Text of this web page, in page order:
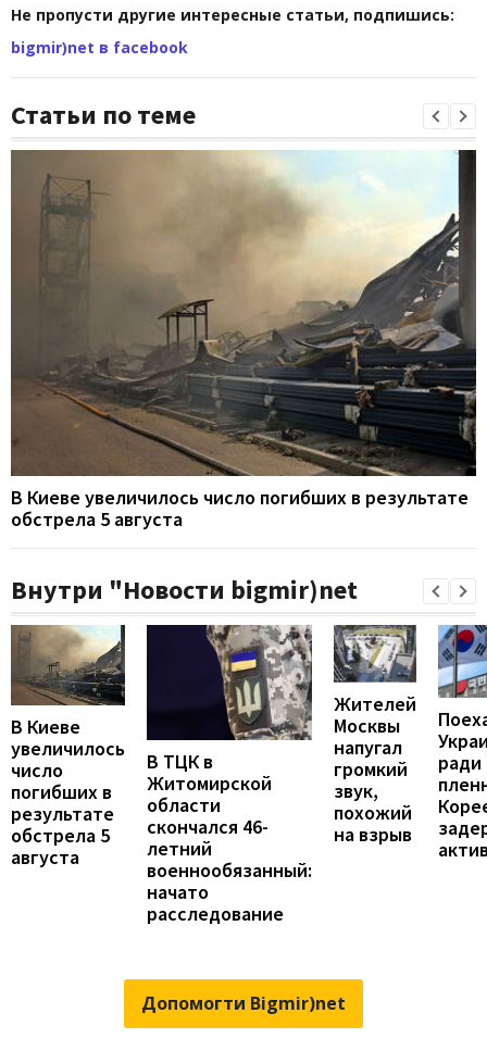
Не пропусти другие интересные статьи, подпишись:
bigmir)net в facebook
Статьи по теме
В Киеве увеличилось число погибших в результате
обстрела 5 августа
Внутри "Новости bigmir)net
В Киеве
увеличилось
число
погибших в
результате
обстрела 5
августа
В ТЦК в
Житомирской
области
скончался 46-
летний
военнообязанный:
начато
расследование
Жителей
Москвы
напугал
громкий
звук,
похожий
на взрыв
ради
Допомогти Bigmir)net